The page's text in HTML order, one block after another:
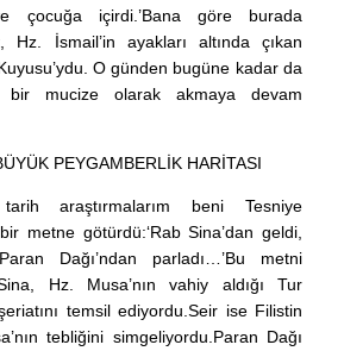
çocuğa içirdi.’Bana göre burada
Hz. İsmail’in ayakları altında çıkan
O günden bugüne kadar da
mucize olarak akmaya devam
PEYGAMBERLİK HARİTASI
araştırmalarım beni Tesniye
metne götürdü:‘Rab Sina’dan geldi,
Dağı’ndan parladı…’Bu metni
Hz. Musa’nın vahiy aldığı Tur
temsil ediyordu.Seir ise Filistin
tebliğini simgeliyordu.Paran Dağı